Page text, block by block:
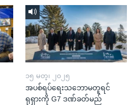
၁၅ မတ္၊ ၂၀၂၅
အပစ်ရပ်ရေးသဘောမတူရင်
ရုရှားကို G7 ဒဏ်ခတ်မည်